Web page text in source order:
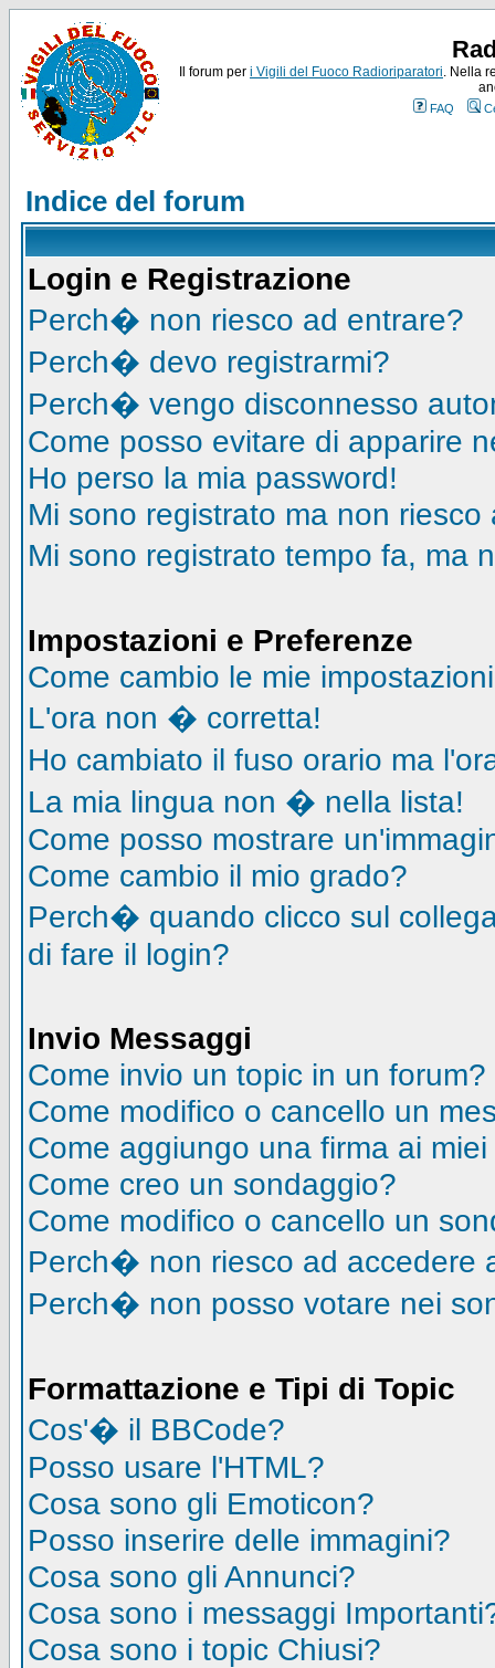
Il forum per i Vigili del Fuoco Radioriparatori. Nella
FAQ
Indice del forum
Login e Registrazione
Perch� non riesco ad entrare?
Perch� devo registrarmi?
Perch� vengo disconnesso
Come posso evitare di apparire
Ho perso la mia password!
Mi sono registrato ma non riesco
Mi sono registrato tempo fa, ma
Impostazioni e Preferenze
Come cambio le mie
L'ora non � corretta!
Ho cambiato il fuso orario ma
La mia lingua non � nella lista!
Come posso mostrare
Come cambio il mio grado?
Perch� quando clicco sul
di fare il login?
Invio Messaggi
Come invio un topic in un forum?
Come modifico o cancello un
Come aggiungo una firma ai
Come creo un sondaggio?
Come modifico o cancello un
Perch� non riesco ad accedere
Perch� non posso votare nei
Formattazione e Tipi di Topic
Cos'� il BBCode?
Posso usare l'HTML?
Cosa sono gli Emoticon?
Posso inserire delle immagini?
Cosa sono gli Annunci?
Cosa sono i messaggi
Cosa sono i topic Chiusi?